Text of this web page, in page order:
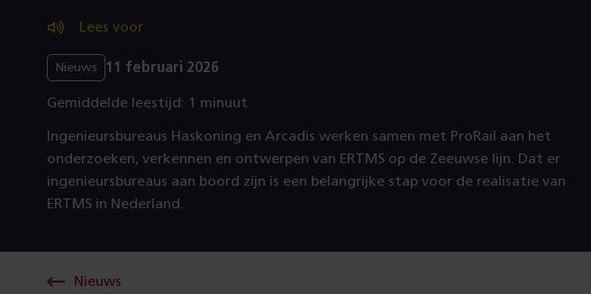
Lees voor
Nieuws 11 februari 2026
Gemiddelde leestijd: 1 minuut
Ingenieursbureaus Haskoning en Arcadis werken samen met ProRail aan het
onderzoeken, verkennen en ontwerpen van ERTMS op de Zeeuwse lijn. Dat er
ingenieursbureaus aan boord zijn is een belangrijke stap voor de realisatie van
ERTMS in Nederland.
Nieuws